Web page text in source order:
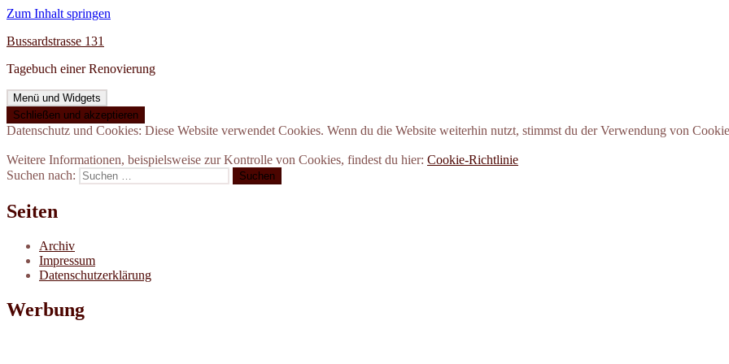
Zum Inhalt springen
Bussardstrasse 131
Tagebuch einer Renovierung
Menü und Widgets
Datenschutz und Cookies: Diese Website verwendet Cookies. Wenn du die Website weiterhin nutzt, stimmst du der Verwendung von
Weitere Informationen, beispielsweise zur Kontrolle von Cookies, findest du hier: Cookie-Richtlinie
Suchen nach:
Seiten
Archiv
Impressum
Datenschutzerklärung
Werbung